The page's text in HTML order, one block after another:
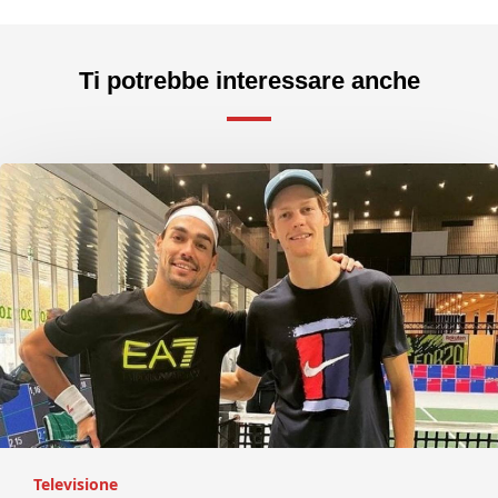
Ti potrebbe interessare anche
Televisione